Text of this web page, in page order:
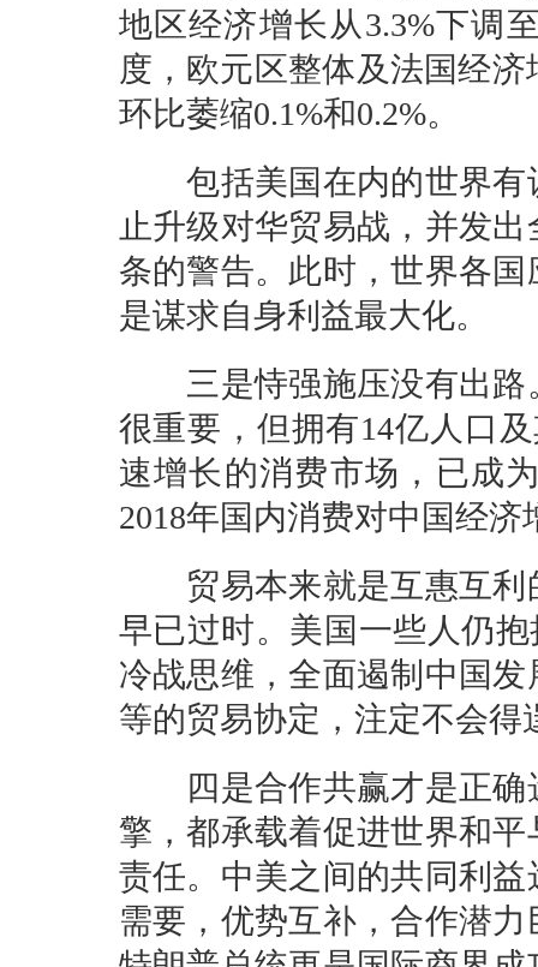
地区经济增长从3.3%下调
度，欧元区整体及法国经
环比萎缩0.1%和0.2%。
包括美国在内的世界有
止升级对华贸易战，并发
条的警告。此时，世界各
是谋求自身利益最大化。
三是恃强施压没有出路
很重要，但拥有14亿人口
速增长的消费市场，已成
2018年国内消费对中国经
贸易本来就是互惠互利
早已过时。美国一些人仍
冷战思维，全面遏制中国
等的贸易协定，注定不会得
四是合作共赢才是正确
擎，都承载着促进世界和
责任。中美之间的共同利
需要，优势互补，合作潜